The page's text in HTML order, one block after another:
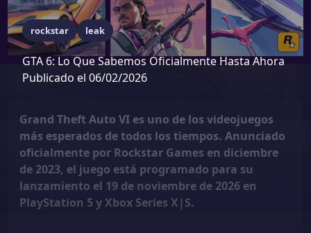
rockstar leak
GTA 6: Lo Que Sabemos Oficialmente Hasta Ahora
Publicado el 06/02/2026
Grand Theft Auto VI es uno de los videojuegos
más esperados de todos los tiempos. Anunciado
oficialmente por Rockstar Games en diciembre
de 2023, el juego está programado para su
lanzamiento el 19 de noviembre de 2026 en
PlayStation 5 y Xbox Series X|S.